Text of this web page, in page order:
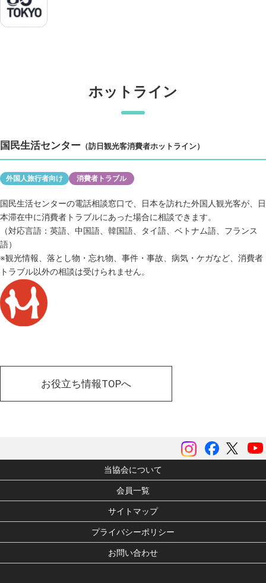
ホットライン
国民生活センター （訪日観光客消費者ホットライン）
外国人旅行者向け 消費者トラブル
国民生活センターの電話相談窓口で、日本を訪れた外国人観光客が、日
本滞在中に消費者トラブルにあった場合に相談できます。
（対応言語：英語、中国語、韓国語、タイ語、ベトナム語、フランス
語）
※観光情報、落とし物・忘れ物、事件・事故、病気・ケガなど、消費者
トラブル以外の相談は受けられません。
お役立ち情報TOPへ
ツイ
Facebook
instagram
当協会について
会員一覧
サイトマップ
プライバシーポリシー
お問い合わせ